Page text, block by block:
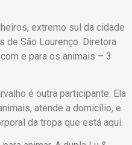
extremo sul da cidade
de São Lourenço. Diretora
e para os animais – 3
é outra participante. Ela
atende a domicílio, e
da tropa que está aqui.